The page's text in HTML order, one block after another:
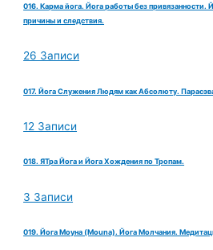
016. Карма йога. Йога работы без привязанности.
причины и следствия.
26 Записи
017. Йога Служения Людям как Абсолюту. Парасэва-
12 Записи
018. ЯТра Йога и Йога Хождения по Тропам.
3 Записи
019. Йога Моуна (Mouna). Йога Молчания.